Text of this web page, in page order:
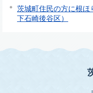
茨城町住民の方に根ほ
下石崎後谷区）